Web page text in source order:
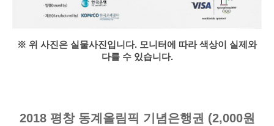
※ 위 사진은 실물사진입니다. 모니터에 따라 색상이 실제와
다를 수 있습니다.
2018 평창 동계올림픽 기념은행권 (2,000원